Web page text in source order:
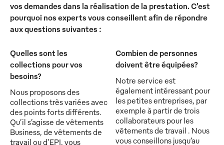
vos demandes dans la réalisation de la prestation. C'est
pourquoi nos experts vous conseillent afin de répondre
aux questions suivantes :
Quelles sont les
collections pour vos
besoins?
Nous proposons des
collections très variées avec
des points forts différents.
Qu’il s’agisse de vêtements
Business, de vêtements de
travail ou d’EPI, vous
Combien de personnes
doivent être équipées?
Notre service est
également intéressant pour
les petites entreprises, par
exemple à partir de trois
collaborateurs pour les
vêtements de travail . Nous
vous conseillons jusqu’au